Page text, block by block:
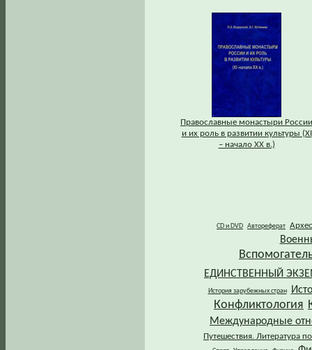
Православные монастыри России
и их роль в развитии культуры (XI
– начало XX в.)
CD и DVD Автореферат
ЕДИНСТВЕННЫЙ
История зарубежных стран
Конфликтология
Международные
Путешествия. Литература